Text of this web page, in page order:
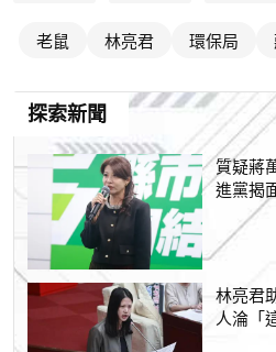
老鼠 林亮君 環保局
探索新聞
質疑蔣
進黨揭
林亮君
人淪「